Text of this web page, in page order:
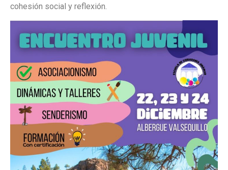
cohesión social y reflexión.